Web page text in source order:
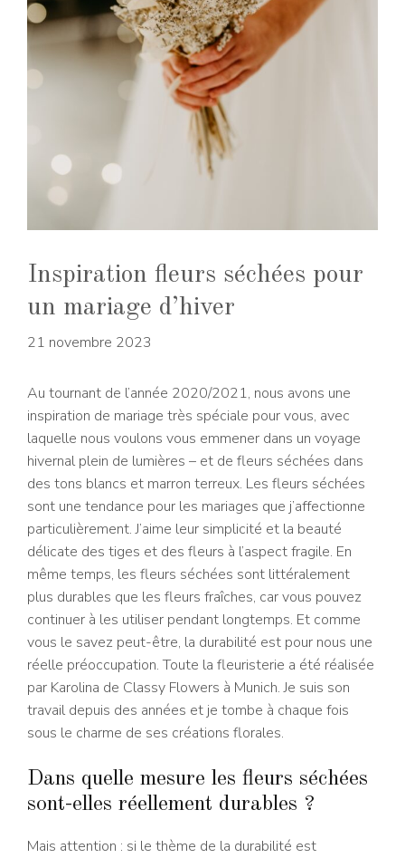
Inspiration fleurs séchées pour
un mariage d’hiver
21 novembre 2023
Au tournant de l’année 2020/2021, nous avons une
inspiration de mariage très spéciale pour vous, avec
laquelle nous voulons vous emmener dans un voyage
hivernal plein de lumières – et de fleurs séchées dans
des tons blancs et marron terreux. Les fleurs séchées
sont une tendance pour les mariages que j’affectionne
particulièrement. J’aime leur simplicité et la beauté
délicate des tiges et des fleurs à l’aspect fragile. En
même temps, les fleurs séchées sont littéralement
plus durables que les fleurs fraîches, car vous pouvez
continuer à les utiliser pendant longtemps. Et comme
vous le savez peut-être, la durabilité est pour nous une
réelle préoccupation. Toute la fleuristerie a été réalisée
par Karolina de Classy Flowers à Munich. Je suis son
travail depuis des années et je tombe à chaque fois
sous le charme de ses créations florales.
Dans quelle mesure les fleurs séchées
sont-elles réellement durables ?
Mais attention : si le thème de la durabilité est